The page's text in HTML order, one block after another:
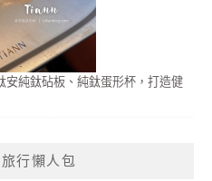
安純鈦砧板、純鈦蛋形杯，打造健
行懶人包